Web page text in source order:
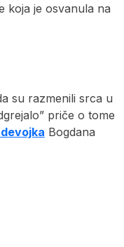
koja je osvanula na
su razmenili srca u
priče o tome
Bogdana